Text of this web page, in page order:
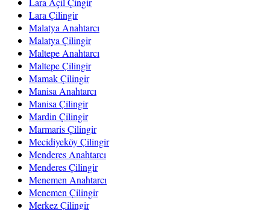
Lara Çilingir
Malatya Anahtarcı
Malatya Çilingir
Maltepe Anahtarcı
Maltepe Çilingir
Mamak Çilingir
Manisa Anahtarcı
Manisa Çilingir
Mardin Çilingir
Marmaris Çilingir
Mecidiyeköy Çilingir
Menderes Anahtarcı
Menderes Çilingir
Menemen Anahtarcı
Menemen Çilingir
Merkez Çilingir